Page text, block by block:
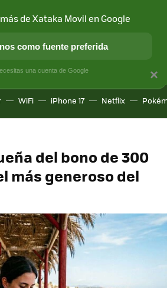
Y SOCIEDAD APLICACIONES
WiFi iPhone 17 Netflix
del bono de 300
más generoso del
×
de Xataka Movil en Google
como fuente preferida
una cuenta de Google